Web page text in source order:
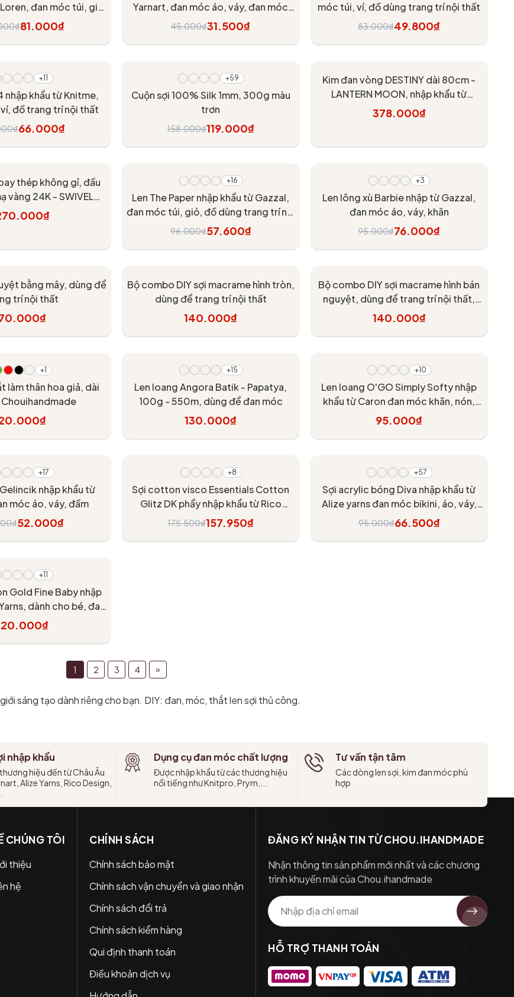
đan móc túi, giỏ
đồ dùng trang trí nội
81.000₫
Yarnart, đan móc áo, váy, đan móc
thú
45.000₫31.500₫
móc túi, ví, đồ dùng trang trí nội thất
83.000₫49.800₫
+11
nhập khẩu từ Knitme,
đồ trang trí nội thất
66.000₫
+59
Cuộn sợi 100% Silk 1mm, 300g màu
trơn
158.000₫119.000₫
Kim đan vòng DESTINY dài 80cm -
LANTERN MOON, nhập khẩu từ
KnitPro
378.000₫
thép không gỉ, đầu
vàng 24K - SWIVEL
Moon, Knitpro
+16
Len The Paper nhập khẩu từ Gazzal,
đan móc túi, giỏ, đồ dùng trang trí nội
thất
96.000₫57.600₫
+3
Len lông xù Barbie nhập từ Gazzal,
đan móc áo, váy, khăn
95.000₫76.000₫
bằng mây, dùng để
trí nội thất
Bộ combo DIY sợi macrame hình tròn,
dùng để trang trí nội thất
140.000₫
Bộ combo DIY sợi macrame hình bán
nguyệt, dùng để trang trí nội thất,
Chou.ihandmade
140.000₫
+1
làm thân hoa giả, dài
+15
Len loang Angora Batik - Papatya,
100g - 550m, dùng để đan móc
130.000₫
+10
Len loang O'GO Simply Softy nhập
khẩu từ Caron đan móc khăn, nón,
chăn, áo, váy
95.000₫
+17
nhập khẩu từ
móc áo, váy, đầm
52.000₫
+8
Sợi cotton visco Essentials Cotton
Glitz DK phẩy nhập khẩu từ Rico
Design, đan móc áo, váy, đầm
175.500₫157.950₫
+57
Sợi acrylic bóng Diva nhập khẩu từ
Alize yarns đan móc bikini, áo, váy,
thú, nón cực xinh
95.000₫66.500₫
+11
Gold Fine Baby nhập
dành cho bé, đan
áo, váy
1
2 3 4 »
sáng tạo dành riêng cho bạn. DIY: đan, móc, thắt len sợi thủ công.
nhập khẩu
hiệu đến từ Châu Âu
Alize Yarns, Rico Design,
Dụng cụ đan móc chất lượng
Được nhập khẩu từ các thương hiệu
nổi tiếng như Knitpro, Prym,...
Tư vấn tận tâm
Các dòng len sợi, kim đan móc phù
hợp
CHÚNG TÔI
thiệu
hệ
CHÍNH SÁCH
Chính sách bảo mật
Chính sách vận chuyển và giao nhận
Chính sách đổi trả
Chính sách kiểm hàng
Qui định thanh toán
Điều khoản dịch vụ
ĐĂNG KÝ NHẬN TIN TỪ CHOU.IHANDMADE
Nhận thông tin sản phẩm mới nhất và các chương
trình khuyến mãi của Chou.ihandmade
HỖ TRỢ THANH TOÁN